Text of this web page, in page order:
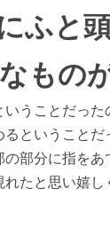
ふと
もの
うことだっ
ということ
部分に指を
たと思い嬉し